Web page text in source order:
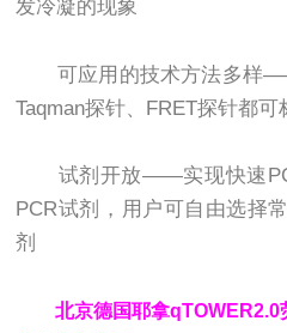
发冷凝的现象
可应用的技术方法多样
Taqman探针、FRET探针都可
试剂开放——实现快速
PCR试剂，用户可自由选择
剂
北京德国耶拿